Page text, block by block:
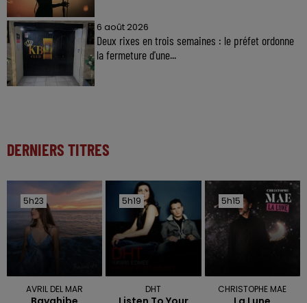
6 août 2026
Deux rixes en trois semaines : le préfet ordonne
la fermeture d'une...
DERNIERS TITRES
5h23
5h23
AVRIL DEL MAR
5h19
5h19
DHT
5h15
5h15
CHRISTOPHE MAE